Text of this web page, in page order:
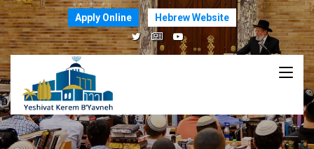
Apply Online Hebrew Website